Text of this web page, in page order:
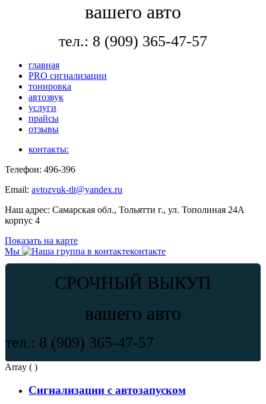
вашего авто
тел.: 8 (909) 365-47-57
главная
PRO сигнализации
тонировка
автозвук
услуги
прайсы
отзывы
контакты:
Телефон: 496-396
Email: avtozvuk-tlt@yandex.ru
Наш адрес: Самарская обл., Тольятти г., ул. Тополиная 24А
корпус 4
Показать на карте
Мы
контакте
СРОЧНЫЙ ВЫКУП
вашего авто
тел.: 8 (909) 365-47-57
Array ( )
Сигнализации с автозапуском